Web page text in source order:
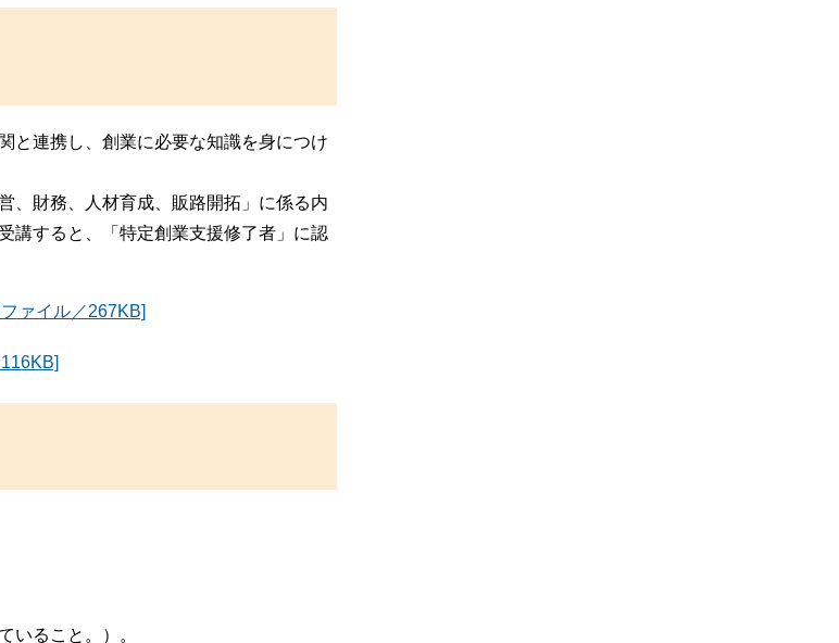
と連携し、創業に必要な知識を身につけ
、財務、人材育成、販路開拓」に係る内
講すると、「特定創業支援修了者」に認
ァイル／267KB]
いること。）。